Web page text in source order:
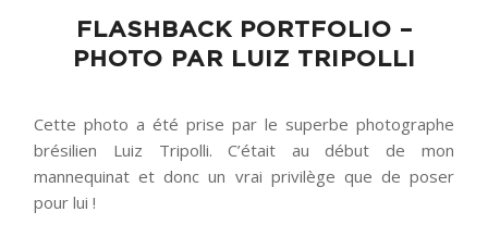
FLASHBACK PORTFOLIO –
PHOTO PAR LUIZ TRIPOLLI
Cette photo a été prise par le superbe photographe
brésilien Luiz Tripolli. C’était au début de mon
mannequinat et donc un vrai privilège que de poser
pour lui !